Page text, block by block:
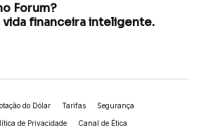
Forum?
financeira inteligente.
do Dólar Tarifas Segurança
de Privacidade Canal de Ética